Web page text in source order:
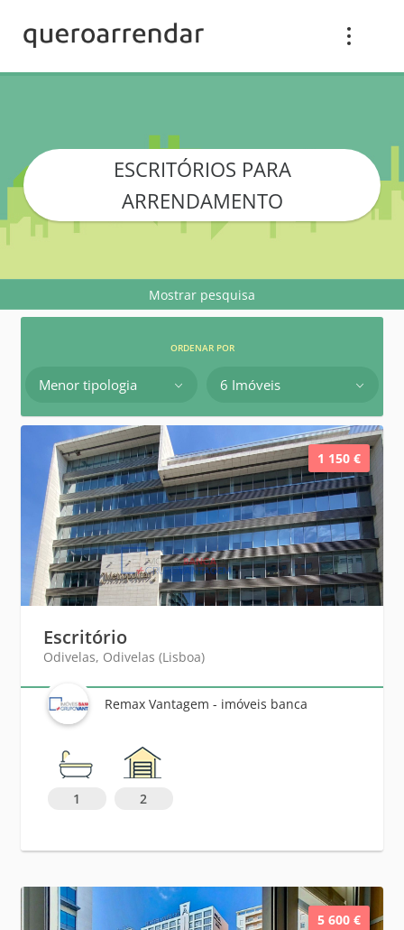
ESCRITÓRIOS PARA
ARRENDAMENTO
Mostrar pesquisa
ORDENAR POR
Menor tipologia 6 Imóveis
1 150 €
Escritório
Odivelas, Odivelas (Lisboa)
Remax Vantagem - imóveis banca
1 2
5 600 €